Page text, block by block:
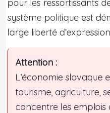
pour les ressortissants
système politique est
large liberté
Attention :
L’économie slovaque
tourisme, agriculture,
concentre les emplois